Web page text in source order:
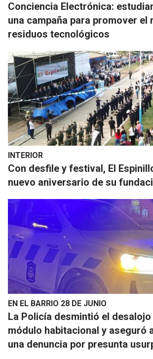
Conciencia Electrónica:
una campaña para promover el
residuos tecnológicos
INTERIOR
Con desfile y festival, El
nuevo aniversario de su
EN EL BARRIO 28 DE JUNIO
La Policía desmintió el desalojo
módulo habitacional y aseguró
una denuncia por presunta